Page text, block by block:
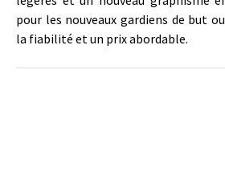
pour les nouveaux gardiens de but
la fiabilité et un prix abordable.